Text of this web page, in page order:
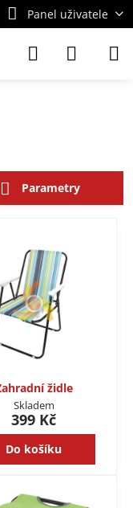
Panel uživatele
Parametry
židle
Skladem
399 Kč
Do košíku